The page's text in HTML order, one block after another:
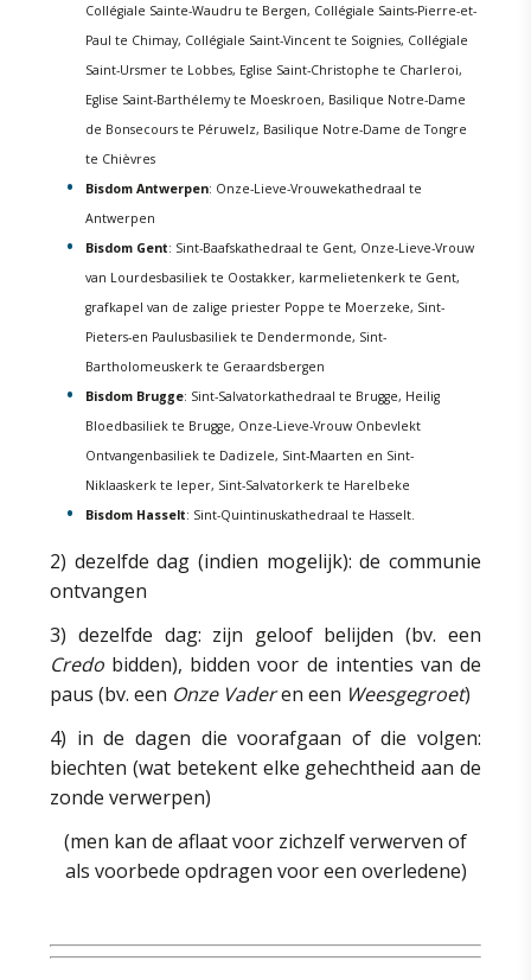
Collégiale Sainte-Waudru te Bergen, Collégiale Saints-Pierre-et-
Paul te Chimay, Collégiale Saint-Vincent te Soignies, Collégiale
Saint-Ursmer te Lobbes, Eglise Saint-Christophe te Charleroi,
Eglise Saint-Barthélemy te Moeskroen, Basilique Notre-Dame
de Bonsecours te Péruwelz, Basilique Notre-Dame de Tongre
te Chièvres
Bisdom Antwerpen: Onze-Lieve-Vrouwekathedraal te
Antwerpen
Bisdom Gent: Sint-Baafskathedraal te Gent, Onze-Lieve-Vrouw
van Lourdesbasiliek te Oostakker, karmelietenkerk te Gent,
grafkapel van de zalige priester Poppe te Moerzeke, Sint-
Pieters-en Paulusbasiliek te Dendermonde, Sint-
Bartholomeuskerk te Geraardsbergen
Bisdom Brugge: Sint-Salvatorkathedraal te Brugge, Heilig
Bloedbasiliek te Brugge, Onze-Lieve-Vrouw Onbevlekt
Ontvangenbasiliek te Dadizele, Sint-Maarten en Sint-
Niklaaskerk te Ieper, Sint-Salvatorkerk te Harelbeke
Bisdom Hasselt: Sint-Quintinuskathedraal te Hasselt.
2) dezelfde dag (indien mogelijk): de communie
ontvangen
3) dezelfde dag: zijn geloof belijden (bv. een
Credo bidden), bidden voor de intenties van de
paus (bv. een Onze Vaderen een Weesgegroet)
4) in de dagen die voorafgaan of die volgen:
biechten (wat betekent elke gehechtheid aan de
zonde verwerpen)
(men kan de aflaat voor zichzelf verwerven of
als voorbede opdragen voor een overledene)